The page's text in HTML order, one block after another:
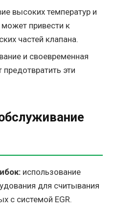
высоких температур и
привести к
частей клапана.
и своевременная
эти
использование
для считывания
с системой EGR.